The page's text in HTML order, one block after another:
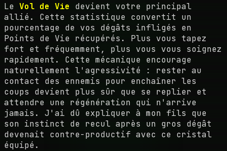
Le Vol de Vie devient votre principal
allié. Cette statistique convertit un
pourcentage de vos dégâts infligés en
Points de Vie récupérés. Plus vous tapez
fort et fréquemment, plus vous vous soignez
rapidement. Cette mécanique encourage
naturellement l'agressivité : rester au
contact des ennemis pour enchaîner les
coups devient plus sûr que se replier et
attendre une régénération qui n'arrive
jamais. J'ai dû expliquer à mon fils que
son instinct de recul après un gros dégât
devenait contre-productif avec ce cristal
équipé.